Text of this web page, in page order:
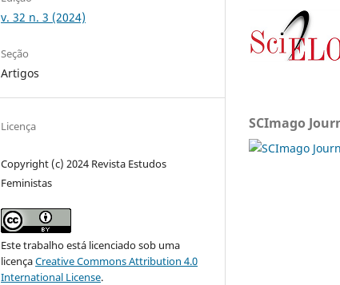
v. 32 n. 3 (2024)
Seção
Artigos
Licença
Copyright (c) 2024 Revista Estudos
Feministas
Este trabalho está licenciado sob uma
licençaCreative Commons Attribution 4.0
International License.
SCImago